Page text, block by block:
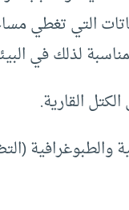
التي تغطي
لذلك في
والطبوغرافية